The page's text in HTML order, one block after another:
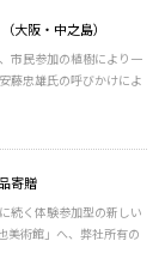
大阪・中之島）
市民参加の植樹により一
藤忠雄氏の呼びかけによ
寄贈
続く体験参加型の新しい
美術館」へ、弊社所有の